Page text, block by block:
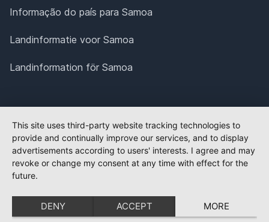
Informação do país para Samoa
Landinformatie voor Samoa
Landinformation för Samoa
This site uses third-party website tracking technologies to
provide and continually improve our services, and to display
advertisements according to users' interests. I agree and may
revoke or change my consent at any time with effect for the
future.
DENY ACCEPT MORE